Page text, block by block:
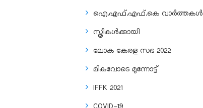
ഐ.എഫ്.എഫ്.കെ വാർത്തകൾ
സ്ത്രീകൾക്കായി
ലോക കേരള സഭ 2022
മികവോടെ മുന്നോട്ട്
IFFK 2021